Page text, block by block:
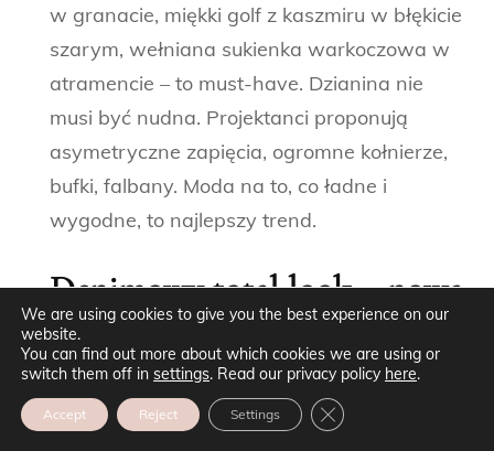
w granacie, miękki golf z kaszmiru w błękicie
szarym, wełniana sukienka warkoczowa w
atramencie – to must-have. Dzianina nie
musi być nudna. Projektanci proponują
asymetryczne zapięcia, ogromne kołnierze,
bufki, falbany. Moda na to, co ładne i
wygodne, to najlepszy trend.
Denimowy total look – nowa
elegancja
Jeszcze kilka lat temu noszenie jeansu na
We are using cookies to give you the best experience on our
website.
You can find out more about which cookies we are using or
switch them off in settings. Read our privacy policy here.
Accept Reject Settings ZAMKNIJ PANEL